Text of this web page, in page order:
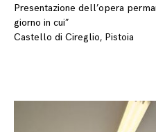
Presentazione dell’opera
giorno in cui”
Castello di Cireglio, Pistoia